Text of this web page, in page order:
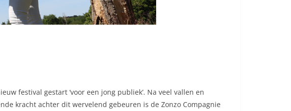
festival gestart ‘voor een jong publiek’. Na veel vallen en
kracht achter dit wervelend gebeuren is de Zonzo Compagnie